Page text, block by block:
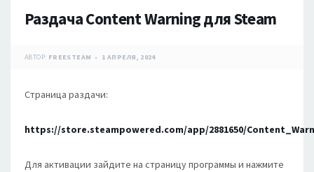
Раздача Content Warning для Steam
АВТОР: FREESTEAM 1 АПРЕЛЯ, 2024
Страница раздачи:
https://store.steampowered.com/app/2881650/
Для активации зайдите на страницу программы и нажмите